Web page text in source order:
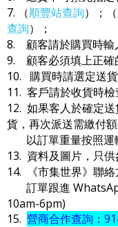
7. （順豐站查詢）；（
查詢）；
8. 顧客請於購買時輸
9. 顧客必須填上正確
10. 購買時請選定送
11. 客戶請於收貨時
12. 如果客人於確定
貨，再次派送需繳付額
以訂單重量按照運
13. 資料及圖片，只供
14. 《市集世界》聯絡
訂單跟進
10am-6pm)
15. 營商合作查詢：